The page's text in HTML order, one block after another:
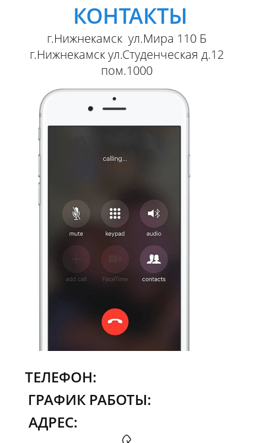
КОНТАКТЫ
г.Нижнекамск ул.Мира 110 Б
г.Нижнекамск ул.Студенческая д.12
пом.1000
ТЕЛЕФОН:
ГРАФИК РАБОТЫ:
АДРЕС: